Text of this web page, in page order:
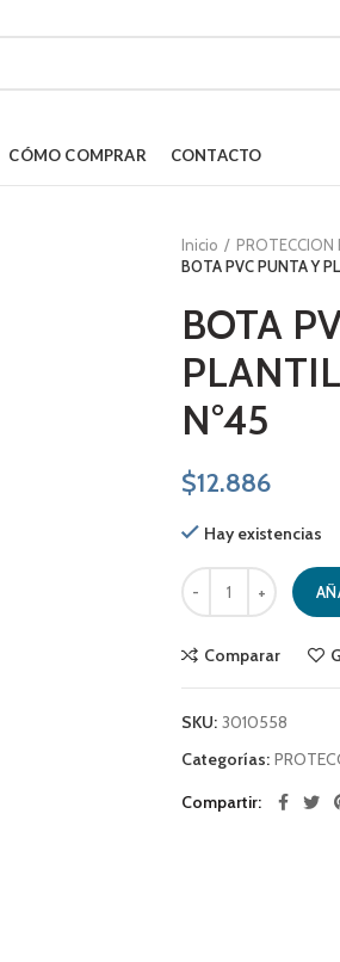
CÓMO COMPRAR CONTACTO
Inicio PROTECCION
BOTA PVC PUNTA Y
BOTA
N°45
$12.886
Hay existencias
BOTA PVC PUNTA Y
Comparar
SKU: 3010558
Categorías:
Compartir